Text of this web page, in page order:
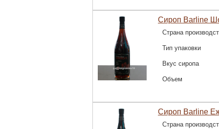
Сироп Barline
Страна
Тип упаковки
Вкус сиропа
Объем
Сироп Barline
Страна